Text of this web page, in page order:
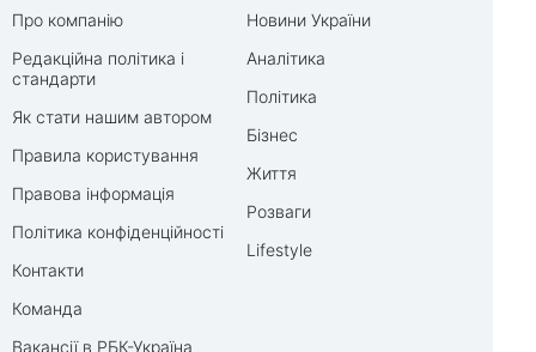
Про компанію
Редакційна політика і
стандарти
Як стати нашим автором
Правила користування
Правова інформація
Політика конфіденційності
Контакти
Команда
Вакансії в РБК-Україна
Новини України
Аналітика
Політика
Бізнес
Життя
Розваги
Lifestyle